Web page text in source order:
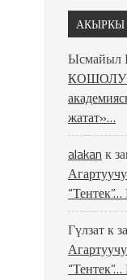
АКЫРКЫ
Ысмайыл
КОШОЛУ:
жатат»…
alakan к
Гүлзатк